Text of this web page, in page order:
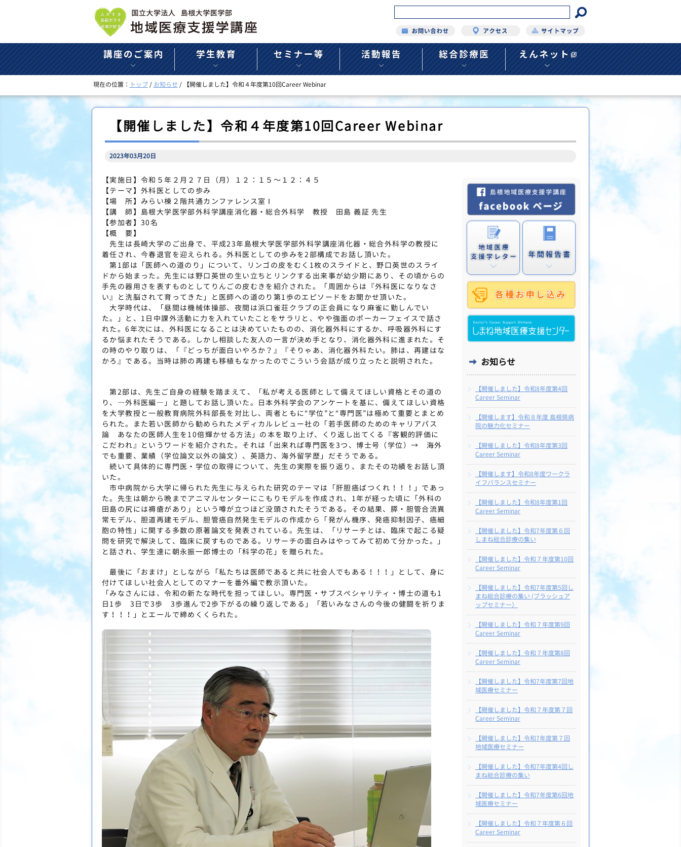
現在の位置： トップ/ お知らせ / 【開催しました】令和４年度第10回Career Webinar
【開催しました】令和４年度第10回Career Webinar
2023年03月20日
【実施日】令和５年２月２７日（月）１２：１５～１２：４５
【テーマ】外科医としての歩み
【場 所】みらい棟２階共通カンファレンス室Ⅰ
【講 師】島根大学医学部外科学講座消化器・総合外科学 教授 田島 義証 先生
【参加者】30名
【概 要】
先生は長崎大学のご出身で、平成23年島根大学医学部外科学講座消化器・総合外科学の教授に
着任され、今春退官を迎えられる。外科医としての歩みを2部構成でお話し頂いた。
第1部は「医師への道のり」について、リンゴの皮をむく1枚のスライドと、野口英世のスライ
ドから始まった。先生には野口英世の生い立ちとリンクする出来事が幼少期にあり、その頃からの
手先の器用さを表すものとしてりんごの皮むきを紹介された。「周囲からは『外科医になりなさ
い』と洗脳されて育ってきた」と医師への道のり第1歩のエピソードをお聞かせ頂いた。
大学時代は、「昼間は機械体操部、夜間は浜口雀荘クラブの正会員になり麻雀に勤しんでい
た。」と、1日中課外活動に力を入れていたことをサラリと、やや強面のポーカーフェイスで話さ
れた。6年次には、外科医になることは決めていたものの、消化器外科にするか、呼吸器外科にす
るか悩まれたそうである。しかし相談した友人の一言が決め手となり、消化器外科に進まれた。そ
の時のやり取りは、「『どっちが面白いやろか？』『そりゃあ、消化器外科たい。肺は、再建はな
かろ』である。当時は肺の再建も移植もなかったのでこういう会話が成り立ったと説明された。
第2部は、先生ご自身の経験を踏まえて、「私が考える医師として備えてほしい資格とその道の
り、―外科医編―」と題してお話し頂いた。日本外科学会のアンケートを基に、備えてほしい資格
を大学教授と一般教育病院外科部長を対比し、両者ともに“学位”と“専門医”は極めて重要とまとめ
られた。また若い医師から勧められたメディカルレビュー社の「若手医師のためのキャリアパス
論 あなたの医師人生を10倍輝かせる方法」の本を取り上げ、くり返し出てくる『客観的評価に
こだわれ』というワードを紹介された。それは「出来れば専門医を3つ、博士号（学位）→ 海外
でも重要、業績（学位論文以外の論文）、英語力、海外留学歴」だそうである。
続いて具体的に専門医・学位の取得について、先生の実際を振り返り、またその功績をお話し頂
いた。
市中病院から大学に帰られた先生に与えられた研究のテーマは「肝胆癌ばつくれ！！！」であっ
た。先生は朝から晩までアニマルセンターにこもりモデルを作成され、1年が経った頃に「外科の
田島の尻には褥瘡があり」という噂が立つほど没頭されたそうである。その結果、膵・胆管合流異
常モデル、胆道再建モデル、胆管癌自然発生モデルの作成から「発がん機序、発癌抑制因子、癌細
胞の特性」に関する多数の原著論文を発表されている。先生は、「リサーチとは、臨床で起こる疑
問を研究で解決して、臨床に戻すものである。リサーチの面白みはやってみて初めて分かった。」
と話され、学生達に朝永振一郎博士の「科学の花」を贈られた。
最後に「おまけ」としながら「私たちは医師であると共に社会人でもある！！！」として、身に
付けてほしい社会人としてのマナーを番外編で教示頂いた。
「みなさんには、令和の新たな時代を担ってほしい。専門医・サブスぺシャリティ・博士の道も1
日1歩 3日で3歩 3歩進んで2歩下がるの繰り返しである」「若いみなさんの今後の健闘を祈りま
す！！！」とエールで締めくくられた。
お知らせ
【開催しました】令和8年度第4回
Career Seminar
【開催します】令和８年度 島根県病
院の魅力化セミナー
【開催しました】令和8年度第3回
Career Seminar
【開催します】令和8年度ワークラ
イフバランスセミナー
【開催しました】令和8年度第1回
Career Seminar
【開催しました】令和7年度第６回
しまね総合診療の集い
【開催しました】令和７年度第10回
Career Seminar
【開催しました】令和7年度第5回し
まね総合診療の集い (ブラッシュア
ップセミナー）
【開催しました】令和７年度第9回
Career Seminar
【開催しました】令和７年度第8回
Career Seminar
【開催しました】令和7年度第7回地
域医療セミナー
【開催しました】令和７年度第７回
Career Seminar
【開催しました】令和7年度第７回
地域医療セミナー
【開催しました】令和7年度第4回し
まね総合診療の集い
【開催しました】令和7年度第6回地
域医療セミナー
【開催しました】令和７年度第６回
Career Seminar